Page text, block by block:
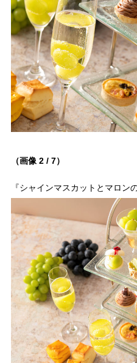
（画像 2 / 7）
『シャインマスカットとマロン